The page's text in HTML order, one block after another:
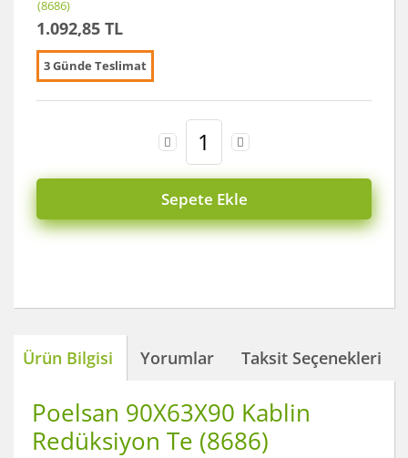
1.092,85 TL
3 Günde Teslimat
Sepete Ekle
Ürün Bilgisi Yorumlar Taksit Seçenekleri
Poelsan 90X63X90 Kablin
Redüksiyon Te (8686)